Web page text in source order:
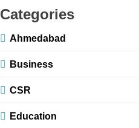
Categories
Ahmedabad
Business
CSR
Education